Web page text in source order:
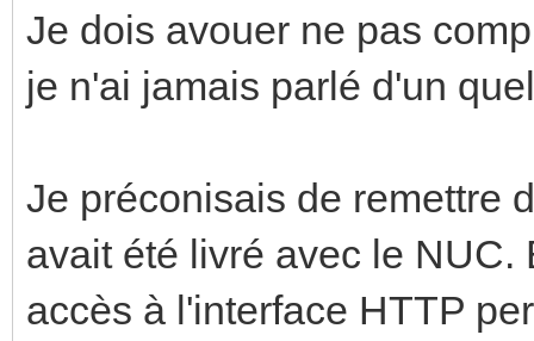
Je dois avouer ne pas
je n'ai jamais parlé d'un
Je préconisais de remettre
avait été livré avec le
accès à l'interface HTTP